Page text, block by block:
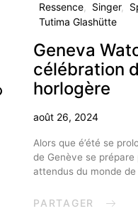
Ressence
Singer
Tutima Glashütte
Geneva
célébration
horlogère
août 26, 2024
Alors que é’été se
de Genève se prépare
attendus du monde
PARTAGER